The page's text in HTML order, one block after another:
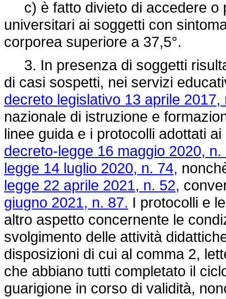
c) è fatto divieto di accedere o
universitari ai soggetti con
corporea superiore a 37,5°.
3. In presenza di soggetti
di casi sospetti, nei servizi
decreto legislativo 13 aprile 2017,
nazionale di istruzione e
linee guida e i protocolli adottati
decreto-legge 16 maggio 2020, n.
legge 14 luglio 2020, n. 74,
legge 22 aprile 2021, n. 52,
giugno 2021, n. 87. I protocolli e
altro aspetto concernente le
svolgimento delle attività
disposizioni di cui al comma 2,
che abbiano tutti completato il
guarigione in corso di validità,